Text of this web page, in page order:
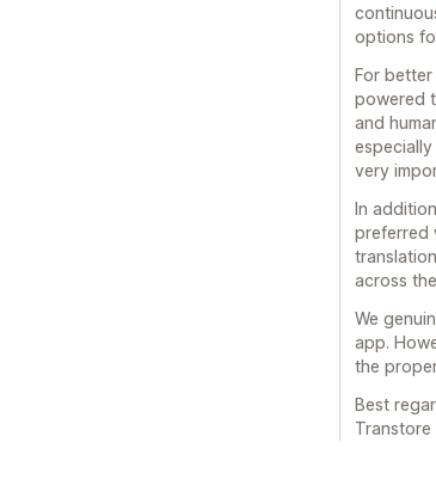
options
For better
powered
and
very
In
preferred
across
We
app.
the
Best
Transtore